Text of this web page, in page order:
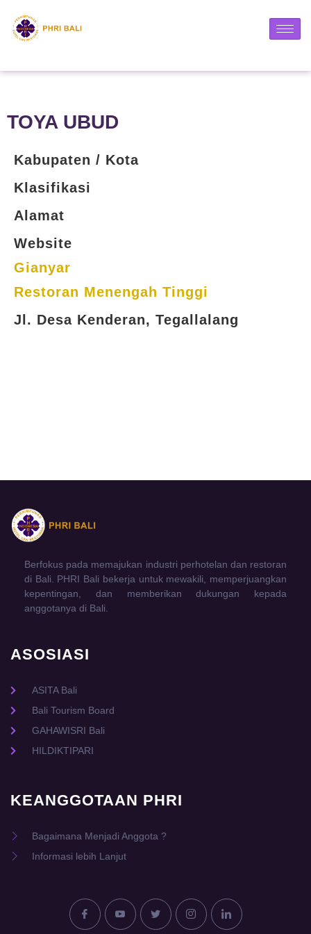
TOYA UBUD
Kabupaten / Kota
Klasifikasi
Alamat
Website
Gianyar
Restoran Menengah Tinggi
Jl. Desa Kenderan, Tegallalang
Berfokus pada memajukan industri perhotelan dan restoran
di Bali. PHRI Bali bekerja untuk mewakili, memperjuangkan
kepentingan, dan memberikan dukungan kepada
anggotanya di Bali.
ASOSIASI
ASITA Bali
Bali Tourism Board
GAHAWISRI Bali
HILDIKTIPARI
KEANGGOTAAN PHRI
Bagaimana Menjadi Anggota ?
Informasi lebih Lanjut